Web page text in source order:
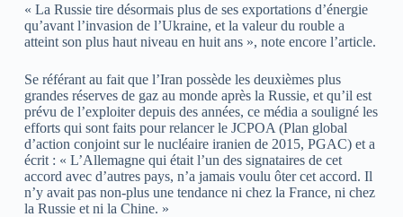
« La Russie tire désormais plus de ses exportations d’énergie
qu’avant l’invasion de l’Ukraine, et la valeur du rouble a
atteint son plus haut niveau en huit ans », note encore l’article.
Se référant au fait que l’Iran possède les deuxièmes plus
grandes réserves de gaz au monde après la Russie, et qu’il est
prévu de l’exploiter depuis des années, ce média a souligné les
efforts qui sont faits pour relancer le JCPOA (Plan global
d’action conjoint sur le nucléaire iranien de 2015, PGAC) et a
écrit : « L’Allemagne qui était l’un des signataires de cet
accord avec d’autres pays, n’a jamais voulu ôter cet accord. Il
n’y avait pas non-plus une tendance ni chez la France, ni chez
la Russie et ni la Chine. »